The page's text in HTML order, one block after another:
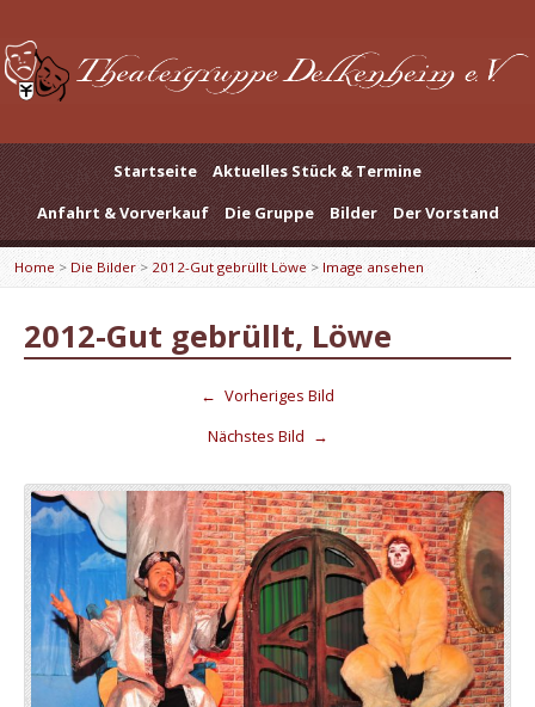
Startseite
Aktuelles Stück & Termine
Anfahrt & Vorverkauf
Die Gruppe Bilder Der Vorstand
Home > Die Bilder> 2012-Gut gebrüllt Löwe> Image ansehen
2012-Gut gebrüllt, Löwe
← Vorheriges Bild
Nächstes Bild →